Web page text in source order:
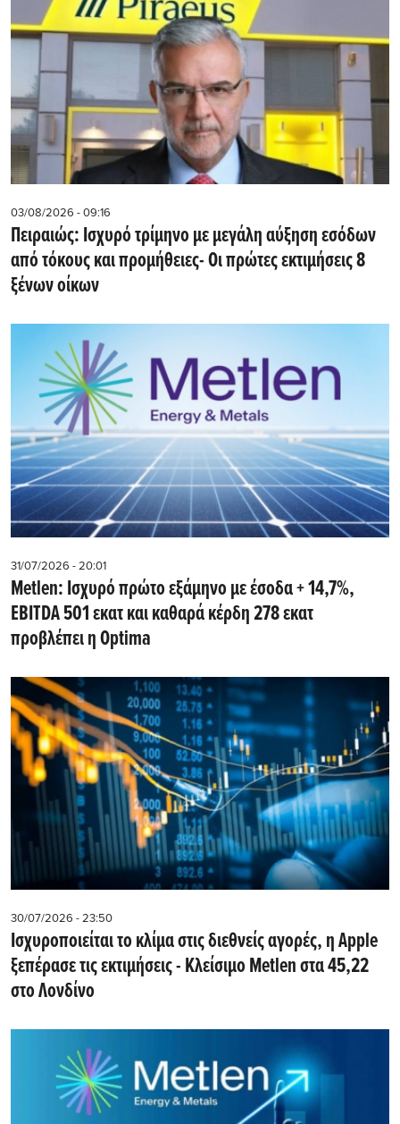
03/08/2026 - 09:16
Πειραιώς: Ισχυρό τρίμηνο με μεγάλη αύξηση εσόδων
από τόκους και προμήθειες- Oι πρώτες εκτιμήσεις 8
ξένων οίκων
31/07/2026 - 20:01
Metlen: Iσχυρό πρώτο εξάμηνο με έσοδα + 14,7%,
EBITDA 501 εκατ και καθαρά κέρδη 278 εκατ
προβλέπει η Optima
30/07/2026 - 23:50
Iσχυροποιείται το κλίμα στις διεθνείς αγορές, η Apple
ξεπέρασε τις εκτιμήσεις - Kλείσιμο Metlen στα 45,22
στο Λονδίνο